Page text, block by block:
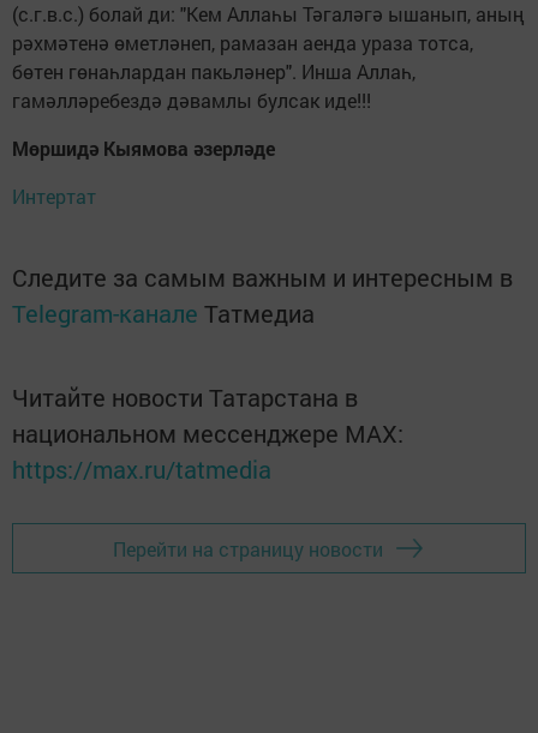
(с.г.в.с.) болай ди: "Кем Аллаһы Тәгаләгә ышанып, аның
рәхмәтенә өметләнеп, рамазан аенда ураза тотса,
бөтен гөнаһлардан пакьләнер". Инша Аллаһ,
гамәлләребездә дәвамлы булсак иде!!!
Мөршидә Кыямова әзерләде
Интертат
Следите за самым важным и интересным в
Telegram-канале Татмедиа
Читайте новости Татарстана в
национальном мессенджере MАХ:
https://max.ru/tatmedia
Перейти на страницу новости